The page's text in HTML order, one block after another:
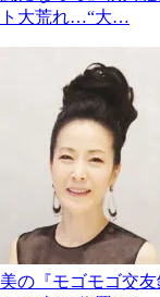
ト大荒れ…“大…
美の『モゴモゴ交